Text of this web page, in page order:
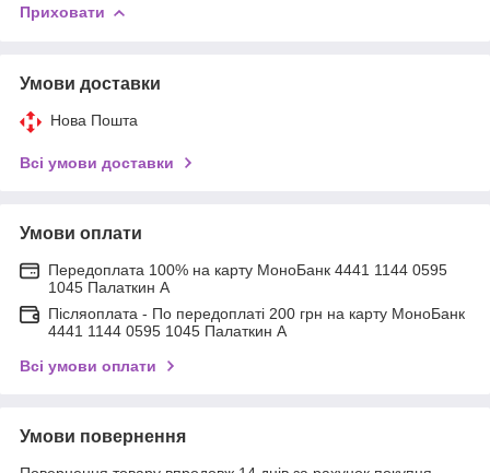
Приховати
Умови доставки
Нова Пошта
Всі умови доставки
Умови оплати
Передоплата 100% на карту МоноБанк 4441 1144 0595
1045 Палаткин А
Післяоплата - По передоплаті 200 грн на карту МоноБанк
4441 1144 0595 1045 Палаткин А
Всі умови оплати
Умови повернення